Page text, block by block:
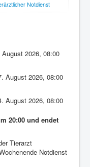
Notdienst
August 2026,08:00
August 2026,08:00
August 2026,08:00
20:00 und endet
Tierarzt
Notdienst